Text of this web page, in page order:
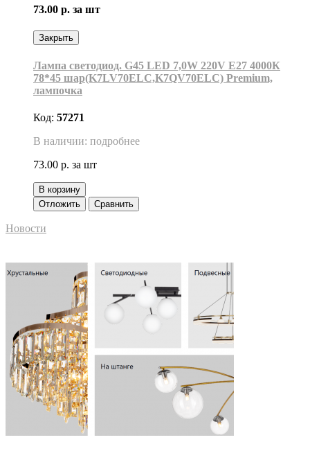
73.00 р. за шт
Закрыть
Лампа светодиод. G45 LED 7,0W 220V E27 4000К
78*45 шар(K7LV70ELC,K7QV70ELC) Premium,
лампочка
Код: 57271
В наличии: подробнее
73.00 р. за шт
В корзину
Отложить
Сравнить
Новости